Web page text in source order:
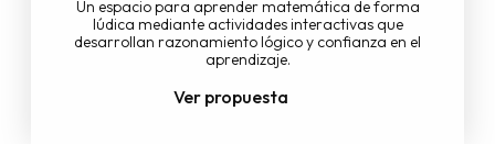
Un espacio para aprender matemática de forma
lúdica mediante actividades interactivas que
desarrollan razonamiento lógico y confianza en el
aprendizaje.
Ver propuesta